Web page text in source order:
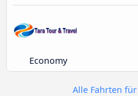
Economy
Alle Fahrten